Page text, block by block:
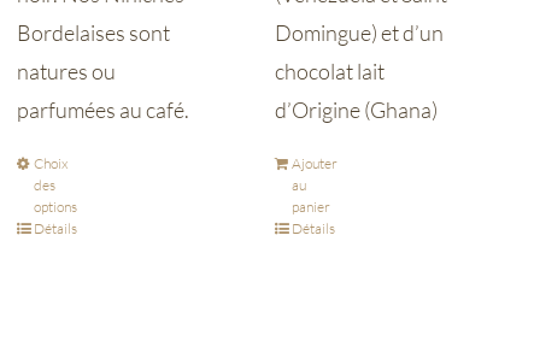
Bordelaises sont
natures ou
parfumées au café.
Choix
des
options
Détails
Domingue) et d’un
chocolat lait
d’Origine (Ghana)
Ajouter
au
panier
Détails